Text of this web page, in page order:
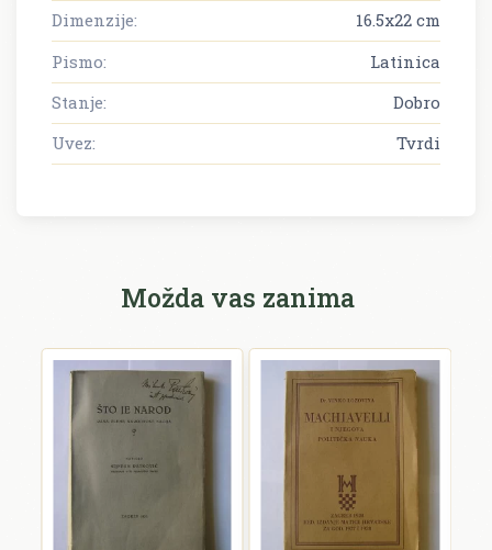
Dimenzije:
16.5x22 cm
Pismo:
Latinica
Stanje:
Dobro
Uvez:
Tvrdi
Možda vas zanima